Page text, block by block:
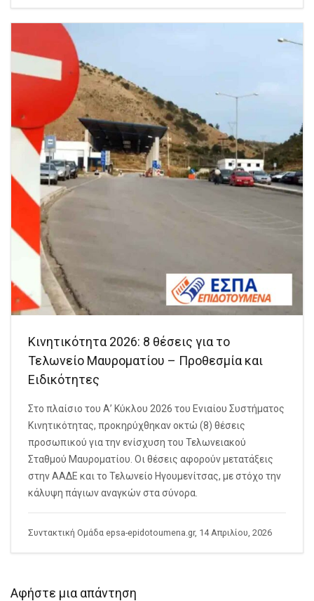
Κινητικότητα 2026: 8 θέσεις για το
Τελωνείο Μαυροματίου – Προθεσμία και
Ειδικότητες
Στο πλαίσιο του Α’ Κύκλου 2026 του Ενιαίου Συστήματος
Κινητικότητας, προκηρύχθηκαν οκτώ (8) θέσεις
προσωπικού για την ενίσχυση του Τελωνειακού
Σταθμού Μαυροματίου. Οι θέσεις αφορούν μετατάξεις
στην ΑΑΔΕ και το Τελωνείο Ηγουμενίτσας, με στόχο την
κάλυψη πάγιων αναγκών στα σύνορα.
Συντακτική Ομάδα epsa-epidotoumena.gr, 14 Απριλίου, 2026
Αφήστε μια απάντηση